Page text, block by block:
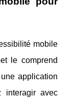
mobile
le comprend
application
interagir avec